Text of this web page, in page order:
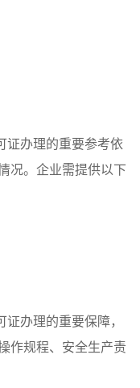
证办理的重要参考依
况。企业需提供以下
办理的重要保障，
作规程、安全生产责